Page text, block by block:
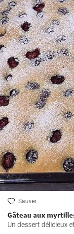
Sauver
Gâteau aux
Un dessert délicieux